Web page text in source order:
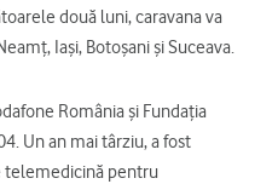
două luni, caravana va
Iași, Botoșani și Suceava.
România și Fundația
Un an mai târziu, a fost
pentru